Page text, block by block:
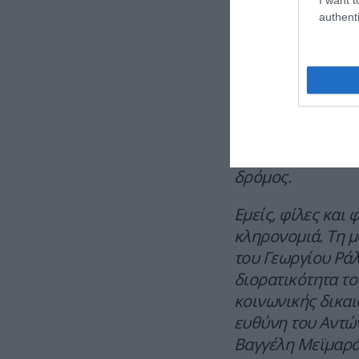
στιγμές έβαζε
γεννήθηκε η
ως μια
οριστικά στο
Ευρώπης. Μια
δρόμος.
Εμείς, φίλες και
κληρονομιά. Τη
του Γεωργίου
διορατικότητα
κοινωνικής
ευθύνη του
Βαγγέλη